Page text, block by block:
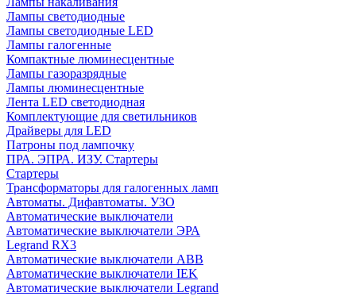
Лампы светодиодные
Лампы светодиодные LED
Лампы галогенные
Компактные люминесцентные
Лампы газоразрядные
Лампы люминесцентные
Лента LED светодиодная
Комплектующие для светильников
Драйверы для LED
Патроны под лампочку
ПРА. ЭПРА. ИЗУ. Стартеры
Стартеры
Трансформаторы для галогенных ламп
Автоматы. Дифавтоматы. УЗО
Автоматические выключатели
Автоматические выключатели ЭРА
Legrand RX3
Автоматические выключатели ABB
Автоматические выключатели IEK
Автоматические выключатели Legrand